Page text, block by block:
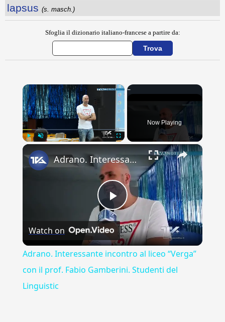
lapsus (s. masch.)
Sfoglia il dizionario italiano-francese a partire da:
×
Now Playing
×
Play
Video
Adrano. Interessante incontro al liceo “Verga” con il prof. Fabio Gamberini. Studenti del Linguistic
Watch on
Adrano. Interessante incontro al liceo “Verga”
con il prof. Fabio Gamberini. Studenti del
Linguistic